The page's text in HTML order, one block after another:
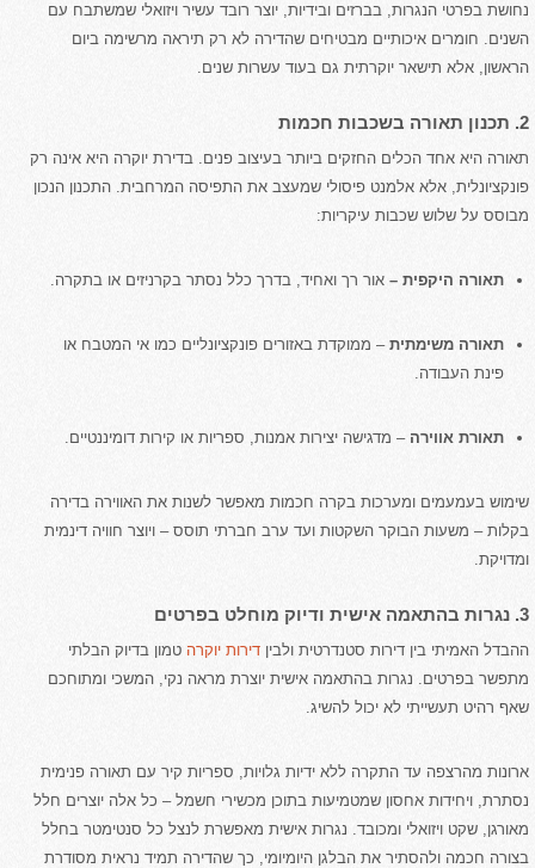
נחושת בפרטי הנגרות, בברזים ובידיות, יוצר רובד עשיר ויזואלי שמשתבח עם
השנים. חומרים איכותיים מבטיחים שהדירה לא רק תיראה מרשימה ביום
הראשון, אלא תישאר יוקרתית גם בעוד עשרות שנים.
2. תכנון תאורה בשכבות חכמות
תאורה היא אחד הכלים החזקים ביותר בעיצוב פנים. בדירת יוקרה היא אינה רק
פונקציונלית, אלא אלמנט פיסולי שמעצב את התפיסה המרחבית. התכנון הנכון
מבוסס על שלוש שכבות עיקריות:
תאורה היקפית –אור רך ואחיד, בדרך כלל נסתר בקרניזים או בתקרה.
תאורה משימתית– ממוקדת באזורים פונקציונליים כמו אי המטבח או
פינת העבודה.
תאורת אווירה – מדגישה יצירות אמנות, ספריות או קירות דומיננטיים.
שימוש בעמעמים ומערכות בקרה חכמות מאפשר לשנות את האווירה בדירה
בקלות – משעות הבוקר השקטות ועד ערב חברתי תוסס – ויוצר חוויה דינמית
ומדויקת.
3. נגרות בהתאמה אישית ודיוק מוחלט בפרטים
ההבדל האמיתי בין דירות סטנדרטית ולבין דירות יוקרה טמון בדיוק הבלתי
מתפשר בפרטים. נגרות בהתאמה אישית יוצרת מראה נקי, המשכי ומתוחכם
שאף רהיט תעשייתי לא יכול להשיג.
ארונות מהרצפה עד התקרה ללא ידיות גלויות, ספריות קיר עם תאורה פנימית
נסתרת, ויחידות אחסון שמטמיעות בתוכן מכשירי חשמל – כל אלה יוצרים חלל
מאורגן, שקט ויזואלי ומכובד. נגרות אישית מאפשרת לנצל כל סנטימטר בחלל
בצורה חכמה ולהסתיר את הבלגן היומיומי, כך שהדירה תמיד נראית מסודרת